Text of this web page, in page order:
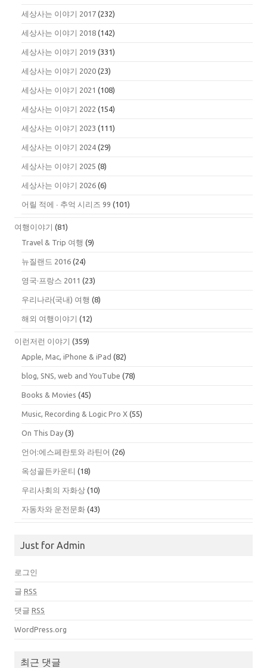
세상사는 이야기 2017 (232)
세상사는 이야기 2018 (142)
세상사는 이야기 2019 (331)
세상사는 이야기 2020 (23)
세상사는 이야기 2021 (108)
세상사는 이야기 2022 (154)
세상사는 이야기 2023 (111)
세상사는 이야기 2024 (29)
세상사는 이야기 2025 (8)
세상사는 이야기 2026 (6)
어릴 적에 ∙ 추억 시리즈 99 (101)
여행이야기 (81)
Travel & Trip 여행 (9)
뉴질랜드 2016 (24)
영국·프랑스 2011 (23)
우리나라(국내) 여행 (8)
해외 여행이야기 (12)
이런저런 이야기 (359)
Apple, Mac, iPhone & iPad (82)
blog, SNS, web and YouTube (78)
Books & Movies (45)
Music, Recording & Logic Pro X (55)
On This Day (3)
언어:에스페란토와 라틴어 (26)
옥성골든카운티 (18)
우리사회의 자화상 (10)
자동차와 운전문화 (43)
Just for Admin
로그인
글 RSS
댓글 RSS
WordPress.org
최근 댓글